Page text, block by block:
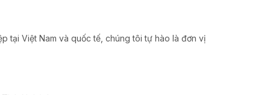
tại Việt Nam và quốc tế, chúng tôi tự hào là đơn vị